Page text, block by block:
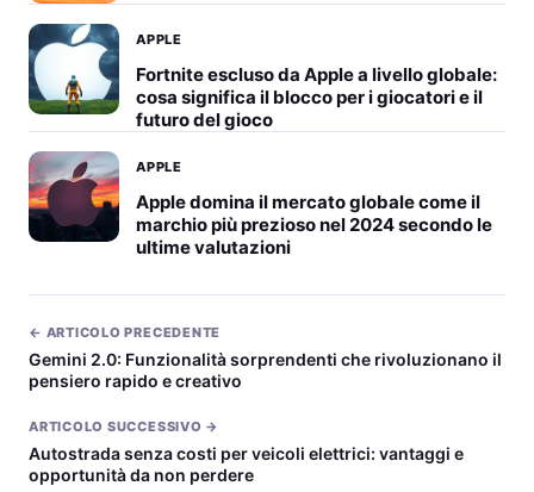
APPLE
Fortnite escluso da Apple a livello globale:
cosa significa il blocco per i giocatori e il
futuro del gioco
APPLE
Apple domina il mercato globale come il
marchio più prezioso nel 2024 secondo le
ultime valutazioni
← ARTICOLO PRECEDENTE
Gemini 2.0: Funzionalità sorprendenti che rivoluzionano il
pensiero rapido e creativo
ARTICOLO SUCCESSIVO →
Autostrada senza costi per veicoli elettrici: vantaggi e
opportunità da non perdere